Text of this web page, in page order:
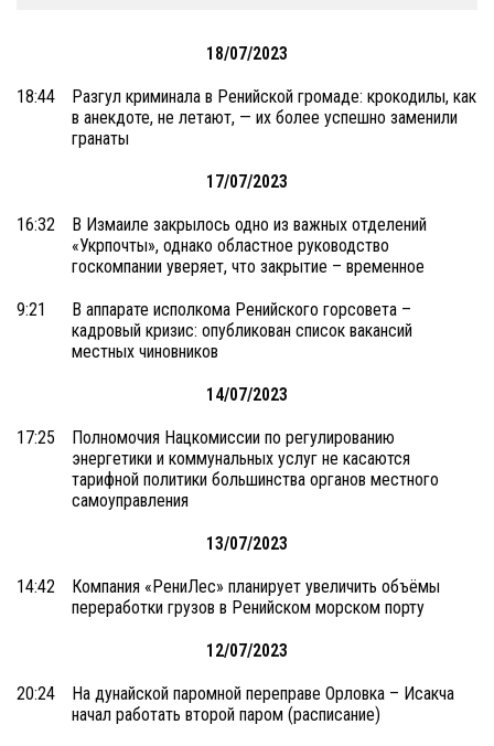
18/07/2023
18:44
Разгул криминала в Ренийской громаде: крокодилы, как
в анекдоте, не летают, — их более успешно заменили
гранаты
17/07/2023
16:32
В Измаиле закрылось одно из важных отделений
«Укрпочты», однако областное руководство
госкомпании уверяет, что закрытие – временное
9:21
В аппарате исполкома Ренийского горсовета –
кадровый кризис: опубликован список вакансий
местных чиновников
14/07/2023
17:25
Полномочия Нацкомиссии по регулированию
энергетики и коммунальных услуг не касаются
тарифной политики большинства органов местного
самоуправления
13/07/2023
14:42
Компания «РениЛес» планирует увеличить объёмы
переработки грузов в Ренийском морском порту
12/07/2023
20:24
На дунайской паромной переправе Орловка – Исакча
начал работать второй паром (расписание)